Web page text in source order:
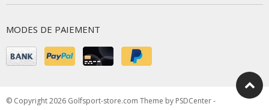
MODES DE PAIEMENT
© Copyright 2026 Golfsport-store.com Theme by PSDCenter-